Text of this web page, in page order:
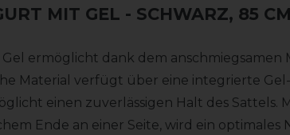
MIT GEL - SCHWARZ, 85 CM
ermöglicht dank dem anschmiegsamen
Material verfügt über eine integrierte
einen zuverlässigen Halt des Sattels.
Ende an einer Seite, wird ein optimales